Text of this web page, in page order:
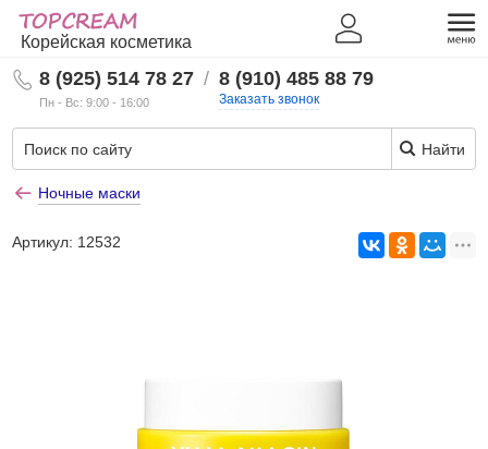
Корейская косметика
8 (925) 514 78 27
Пн - Вс: 9:00 - 16:00
/ 8 (910) 485 88 79
Заказать звонок
Найти
Ночные маски
Артикул: 12532